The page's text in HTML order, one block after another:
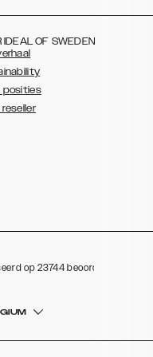
S8+
IDEAL OF SWEDEN
posities
op 23744 beoordelingen